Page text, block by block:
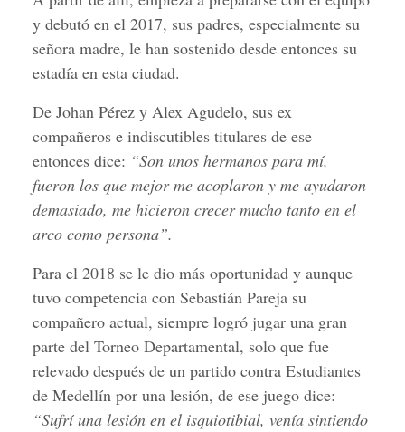
y debutó en el 2017, sus padres, especialmente su
señora madre, le han sostenido desde entonces su
estadía en esta ciudad.
De Johan Pérez y Alex Agudelo, sus ex
compañeros e indiscutibles titulares de ese
entonces dice: “Son unos hermanos para mí,
fueron los que mejor me acoplaron y me ayudaron
demasiado, me hicieron crecer mucho tanto en el
arco como persona”.
Para el 2018 se le dio más oportunidad y aunque
tuvo competencia con Sebastián Pareja su
compañero actual, siempre logró jugar una gran
parte del Torneo Departamental, solo que fue
relevado después de un partido contra Estudiantes
de Medellín por una lesión, de ese juego dice:
“Sufrí una lesión en el isquiotibial, venía sintiendo